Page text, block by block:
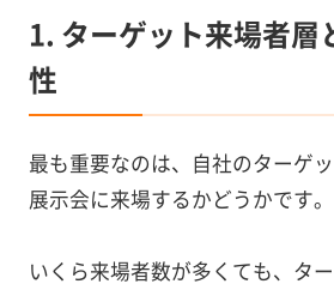
1. ターゲット来場者層
性
最も重要なのは、自社のターゲ
展示会に来場するかどうかです。
いくら来場者数が多くても、タ